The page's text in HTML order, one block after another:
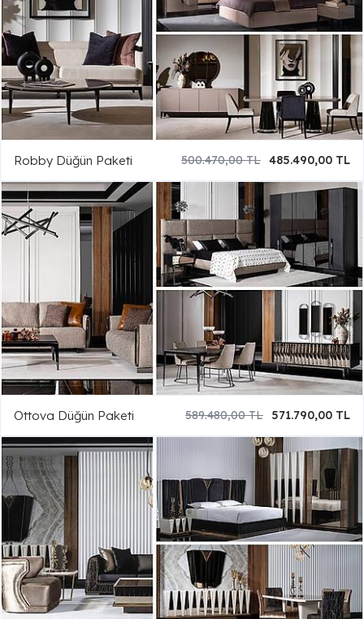
Robby Düğün Paketi 485.490,00 TL
500.470,00 TL
Ottova Düğün Paketi 571.790,00 TL
589.480,00 TL